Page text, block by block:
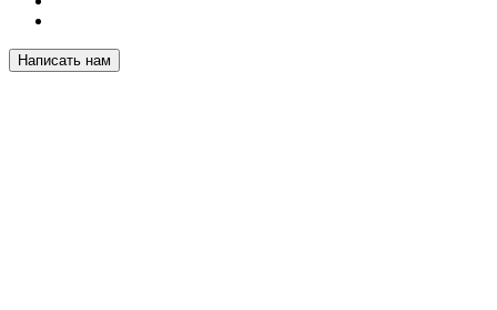
Написать нам